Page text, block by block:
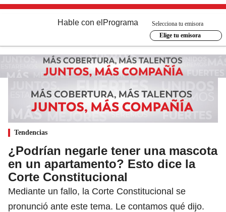
Hable con el Programa
Selecciona tu emisora
Elige tu emisora
Tendencias
¿Podrían negarle tener una mascota
en un apartamento? Esto dice la
Corte Constitucional
Mediante un fallo, la Corte Constitucional se
pronunció ante este tema. Le contamos qué dijo.